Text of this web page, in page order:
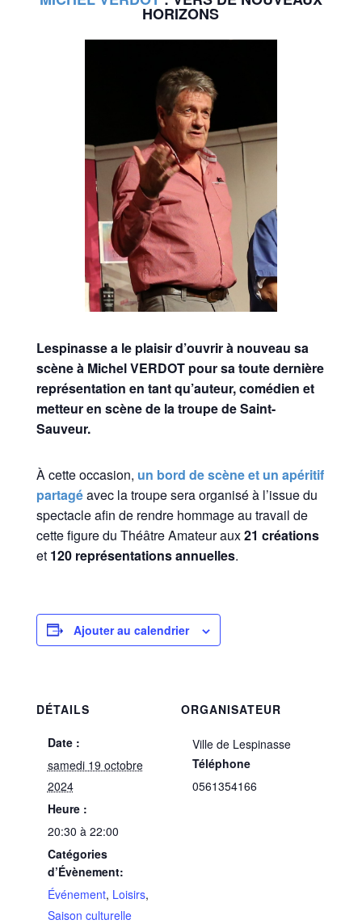
HORIZONS
Lespinasse a le plaisir d’ouvrir à nouveau sa
scène à Michel VERDOT pour sa toute dernière
représentation en tant qu’auteur, comédien et
metteur en scène de la troupe de Saint-
Sauveur.
À cette occasion, un bord de scène et un apéritif
partagéavec la troupe sera organisé à l’issue du
spectacle afin de rendre hommage au travail de
cette figure du Théâtre Amateur aux21 créations
et 120 représentations annuelles.
Ajouter au calendrier
DÉTAILS
Date :
samedi 19 octobre
2024
Heure :
20:30 à 22:00
Catégories
d’Évènement:
Événement, Loisirs,
Saison culturelle
ORGANISATEUR
Ville de Lespinasse
Téléphone
0561354166